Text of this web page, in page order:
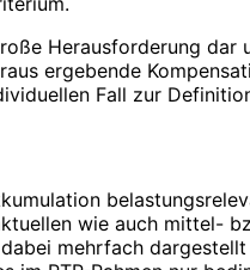
Herausforderung dar
ergebende
Fall zur
wie auch mittel-
mehrfach